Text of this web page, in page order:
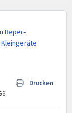
Beper-
Drucken